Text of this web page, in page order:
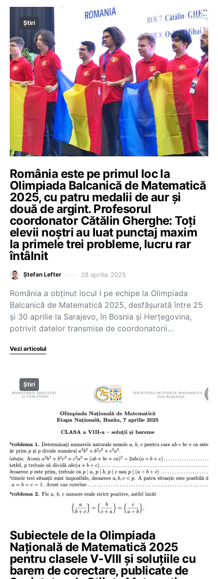
Știri
România este pe primul loc la
Olimpiada Balcanică de Matematică
2025, cu patru medalii de aur și
două de argint. Profesorul
coordonator Cătălin Gherghe: Toți
elevii noștri au luat punctaj maxim
la primele trei probleme, lucru rar
întâlnit
Ștefan Lefter 28 aprilie 2025
România a obținut locul I pe echipe la Olimpiada
Balcanică de Matematică 2025, desfășurată între 25
și 30 aprilie la Sarajevo, în Bosnia și Herțegovina,
potrivit datelor transmise de coordonatorii…
Vezi articolul
Știri
Subiectele de la Olimpiada
Națională de Matematică 2025
pentru clasele V-VIII și soluțiile cu
barem de corectare, publicate de